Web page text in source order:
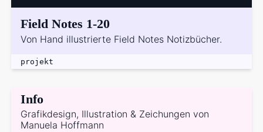
Field Notes 1-20
Von Hand illustrierte Field Notes Notizbücher.
projekt
Info
Grafikdesign, Illustration & Zeichungen von
Manuela Hoffmann